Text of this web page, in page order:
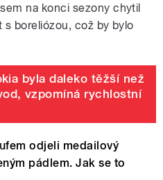
na konci sezony chytil
boreliózou, což by bylo
byla daleko těžší než
vzpomíná rychlostní
odjeli medailový
pádlem. Jak se to